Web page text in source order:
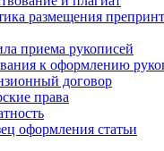
размещения
приема рукописей
к оформлению
договор
права
оформления статьи